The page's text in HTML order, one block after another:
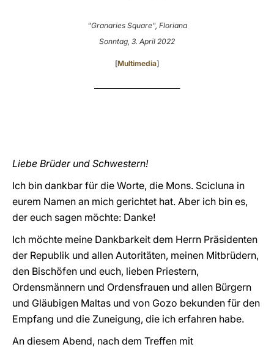
"Granaries Square", Floriana
Sonntag, 3. April 2022
[Multimedia]
Liebe Brüder und Schwestern!
Ich bin dankbar für die Worte, die Mons. Scicluna in
eurem Namen an mich gerichtet hat. Aber ich bin es,
der euch sagen möchte: Danke!
Ich möchte meine Dankbarkeit dem Herrn Präsidenten
der Republik und allen Autoritäten, meinen Mitbrüdern,
den Bischöfen und euch, lieben Priestern,
Ordensmännern und Ordensfrauen und allen Bürgern
und Gläubigen Maltas und von Gozo bekunden für den
Empfang und die Zuneigung, die ich erfahren habe.
An diesem Abend, nach dem Treffen mit